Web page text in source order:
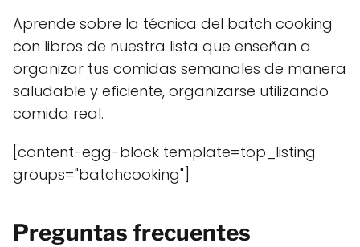
Aprende sobre la técnica del batch cooking
con libros de nuestra lista que enseñan a
organizar tus comidas semanales de manera
saludable y eficiente, organizarse utilizando
comida real.
[content-egg-block template=top_listing
groups="batchcooking"]
Preguntas frecuentes